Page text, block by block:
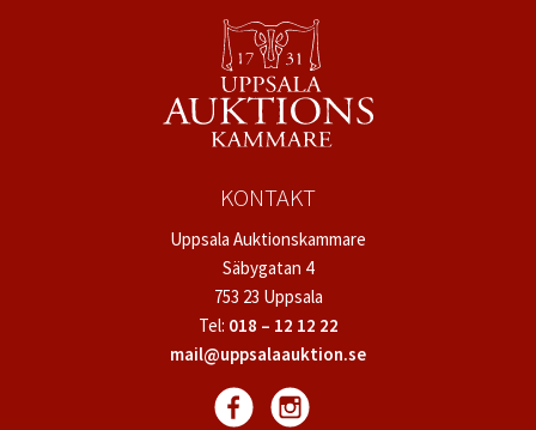
KONTAKT
Uppsala Auktionskammare
Säbygatan 4
753 23 Uppsala
Tel: 018 – 12 12 22
mail@uppsalaauktion.se